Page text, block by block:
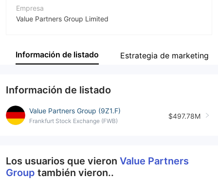
Empresa
Value Partners Group Limited
Empleado de la empresa
Información de listado Estrategia de marketing
Información de listado
Value Partners Group (9Z1.F)
Frankfurt Stock Exchange (FWB)
$497.78M
Los usuarios que vieron Value Partners
Group también vieron..